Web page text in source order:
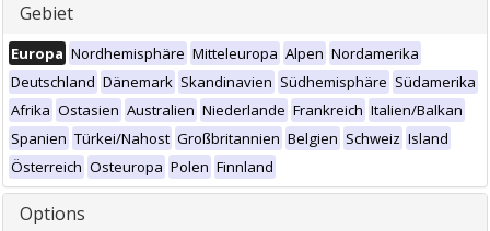
Gebiet
Europa Nordhemisphäre Mitteleuropa Alpen Nordamerika
Deutschland Dänemark Skandinavien Südhemisphäre Südamerika
Afrika Ostasien Australien Niederlande Frankreich Italien/Balkan
Spanien Türkei/Nahost Großbritannien Belgien Schweiz Island
Österreich Osteuropa Polen Finnland
Options